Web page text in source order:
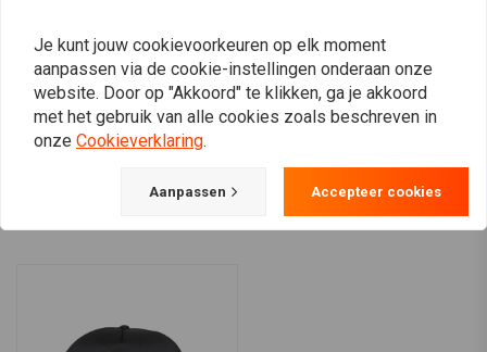
€9,98 €19,95
Je kunt jouw cookievoorkeuren op elk moment
aanpassen via de cookie-instellingen onderaan onze
website. Door op "Akkoord" te klikken, ga je akkoord
met het gebruik van alle cookies zoals beschreven in
onze Cookieverklaring.
Aanpassen Accepteer cookies